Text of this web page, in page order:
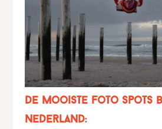
De mooiste foto spots
Nederland: